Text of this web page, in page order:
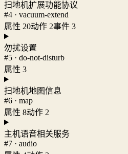
扫地机扩展功能协议
#4 · vacuum-extend
属性 20动作 2事件 3
勿扰设置
#5 · do-not-disturb
属性 3
扫地机地图信息
#6 · map
属性 8动作 2
主机语音相关服务
#7 · audio